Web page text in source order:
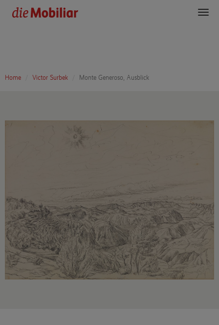
Home Victor Surbek Monte Generoso, Ausblick